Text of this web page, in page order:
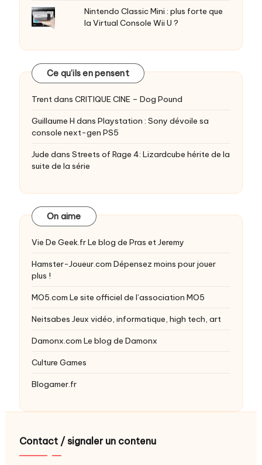
Nintendo Classic Mini : plus forte que
la Virtual Console Wii U ?
Ce qu’ils en pensent
Trentdans CRITIQUE CINE – Dog Pound
Guillaume H dans Playstation : Sony dévoile sa
console next-gen PS5
Jude dans Streets of Rage 4: Lizardcube hérite de la
suite de la série
On aime
Vie De Geek.frLe blog de Pras et Jeremy
Hamster-Joueur.com Dépensez moins pour jouer
plus !
MO5.com Le site officiel de l’association MO5
Neitsabes Jeux vidéo, informatique, high tech, art
Damonx.com Le blog de Damonx
Culture Games
Blogamer.fr
Contact / signaler un contenu